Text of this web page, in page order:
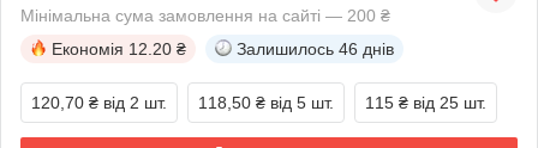
Мінімальна сума замовлення на сайті — 200 ₴
Економія 12.20 ₴ Залишилось 46 днів
120,70 ₴ від 2 шт. 118,50 ₴ від 5 шт. 115 ₴ від 25 шт.